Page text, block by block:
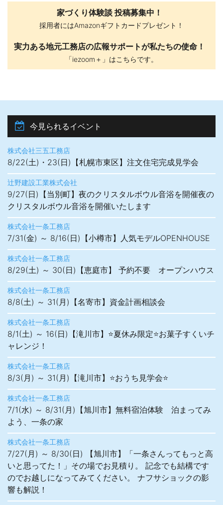
家づくり体験談 投稿募集中！
採用者にはAmazonギフトカードプレゼント！
実力ある地元工務店の広報サポートが私たちの使命！
「iezoom＋」はこちらです。
今見られるイベント
株式会社三五工務店
8/22(土)・23(日)【札幌市東区】注文住宅完成見学会
辻野建設工業株式会社
9/27(日)【当別町】夜のクリスタルボウル音浴を開催夜の
クリスタルボウル音浴を開催いたします
株式会社一条工務店
7/31(金) ～ 8/16(日)【小樽市】人気モデルOPENHOUSE
株式会社一条工務店
8/29(土) ～ 30(日)【恵庭市】 予約不要 オープンハウス
株式会社一条工務店
8/8(土) ～ 31(月)【名寄市】資金計画相談会
株式会社一条工務店
8/1(土) ～ 16(日)【滝川市】⭐夏休み限定⭐お菓子すくいチ
ャレンジ！
株式会社一条工務店
8/3(月) ～ 31(月)【滝川市】⭐おうち見学会⭐
株式会社一条工務店
7/1(水) ～ 8/31(月)【旭川市】無料宿泊体験 泊まってみ
よう、一条の家
株式会社一条工務店
7/27(月) ～ 8/30(日) 【旭川市】「一条さんってもっと高
いと思ってた！」その場でお見積り。 記念でも結構です
のでお越しになってみてください。 ナフサショックの影
響も解説！